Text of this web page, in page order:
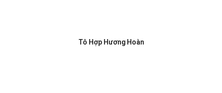
Tô Hợp Hương Hoàn